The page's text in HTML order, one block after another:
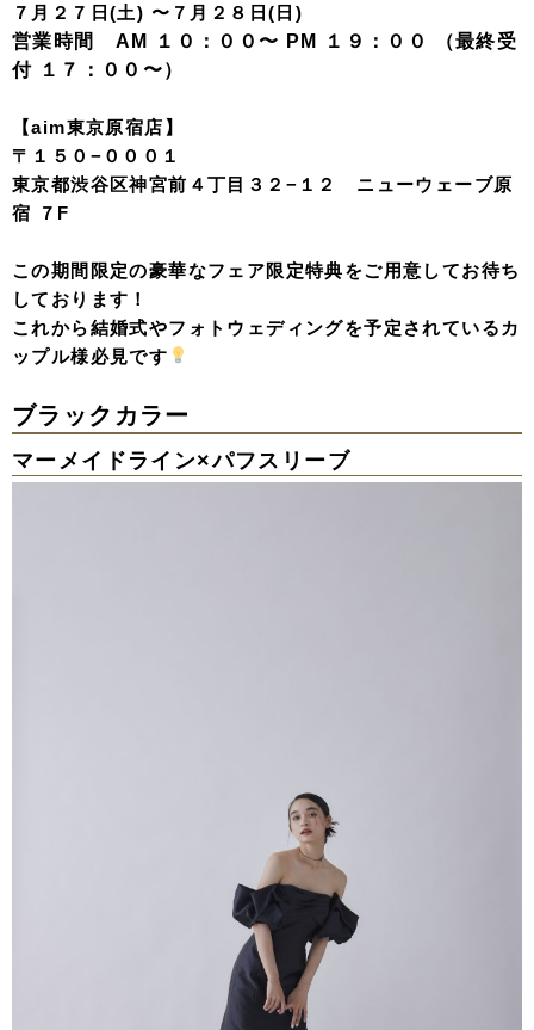
７月２７日(土) 〜７月２８日(日)
営業時間 AM １０：００〜 PM １９：００ （最終受
付 １７：００〜）
【aim東京原宿店】
〒１５０−０００１
東京都渋谷区神宮前４丁目３２−１２ ニューウェーブ原
宿 ７F
この期間限定の豪華なフェア限定特典をご用意してお待ち
しております！
これから結婚式やフォトウェディングを予定されているカ
ップル様必見です
ブラックカラー
マーメイドライン×パフスリーブ